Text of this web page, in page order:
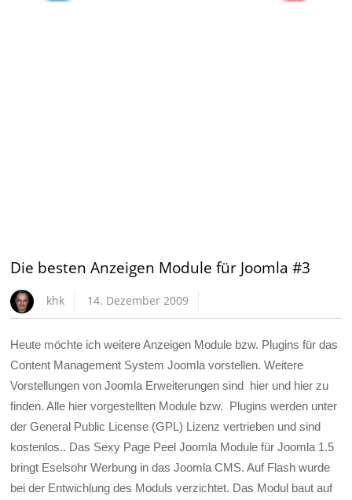
Die besten Anzeigen Module für Joomla #3
khk 14. Dezember 2009
Heute möchte ich weitere Anzeigen Module bzw. Plugins für das
Content Management System Joomla vorstellen. Weitere
Vorstellungen von Joomla Erweiterungen sind hier und hier zu
finden. Alle hier vorgestellten Module bzw. Plugins werden unter
der General Public License (GPL) Lizenz vertrieben und sind
kostenlos.. Das Sexy Page Peel Joomla Module für Joomla 1.5
bringt Eselsohr Werbung in das Joomla CMS. Auf Flash wurde
bei der Entwichlung des Moduls verzichtet. Das Modul baut auf